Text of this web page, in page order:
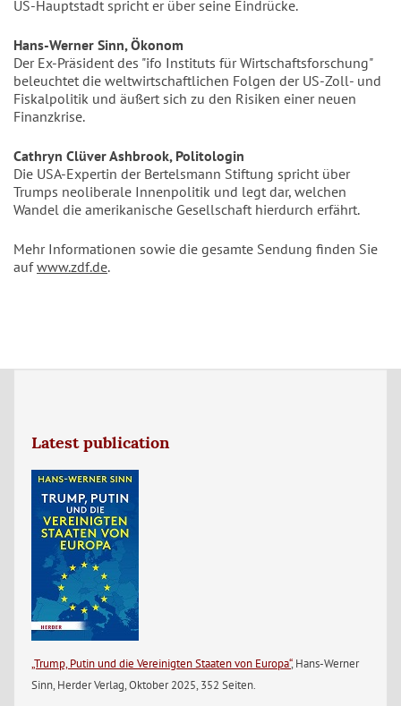
US-Hauptstadt spricht er über seine Eindrücke.
Hans-Werner Sinn, Ökonom
Der Ex-Präsident des "ifo Instituts für Wirtschaftsforschung"
beleuchtet die weltwirtschaftlichen Folgen der US-Zoll- und
Fiskalpolitik und äußert sich zu den Risiken einer neuen
Finanzkrise.
Cathryn Clüver Ashbrook, Politologin
Die USA-Expertin der Bertelsmann Stiftung spricht über
Trumps neoliberale Innenpolitik und legt dar, welchen
Wandel die amerikanische Gesellschaft hierdurch erfährt.
Mehr Informationen sowie die gesamte Sendung finden Sie
aufwww.zdf.de.
Latest publication
„Trump, Putin und die Vereinigten Staaten von Europa“, Hans-Werner
Sinn, Herder Verlag, Oktober 2025, 352 Seiten.